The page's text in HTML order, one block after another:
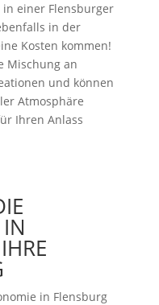
einer Flensburger
in der
Kosten kommen!
Mischung an
und können
Atmosphäre
Ihren Anlass
in Flensburg